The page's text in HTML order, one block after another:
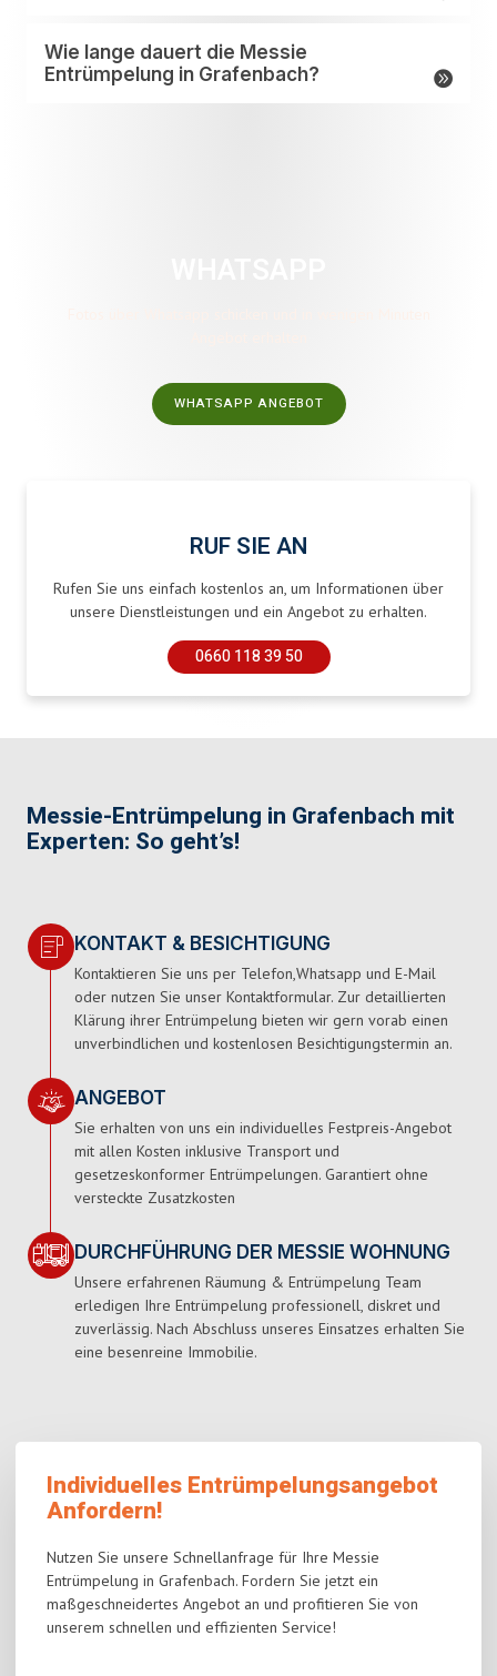
WHATSAPP ANGEBOT
RUF SIE AN
Rufen Sie uns einfach kostenlos an, um Informationen über
unsere Dienstleistungen und ein Angebot zu erhalten.
0660 118 39 50
Wie lange dauert die Messie
Entrümpelung in Grafenbach?
Messie-Entrümpelung in Grafenbach mit
Experten: So geht’s!
KONTAKT & BESICHTIGUNG
Kontaktieren Sie uns per Telefon,Whatsapp und E-Mail
oder nutzen Sie unser Kontaktformular. Zur detaillierten
Klärung ihrer Entrümpelung bieten wir gern vorab einen
unverbindlichen und kostenlosen Besichtigungstermin an.
ANGEBOT
Sie erhalten von uns ein individuelles Festpreis-Angebot
mit allen Kosten inklusive Transport und
gesetzeskonformer Entrümpelungen. Garantiert ohne
versteckte Zusatzkosten
DURCHFÜHRUNG DER MESSIE WOHNUNG
Unsere erfahrenen Räumung & Entrümpelung Team
erledigen Ihre Entrümpelung professionell, diskret und
zuverlässig. Nach Abschluss unseres Einsatzes erhalten Sie
eine besenreine Immobilie.
Individuelles Entrümpelungsangebot
Anfordern!
Nutzen Sie unsere Schnellanfrage für Ihre Messie
Entrümpelung in Grafenbach. Fordern Sie jetzt ein
maßgeschneidertes Angebot an und profitieren Sie von
unserem schnellen und effizienten Service!